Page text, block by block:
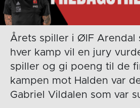
Årets spiller i ØIF Arendal
hver kamp vil en jury
spiller og gi poeng til de
kampen mot Halden var
Gabriel Vildalen som var